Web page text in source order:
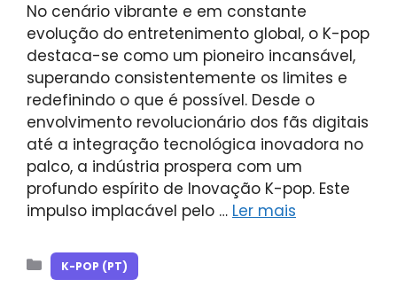
No cenário vibrante e em constante
evolução do entretenimento global, o K-pop
destaca-se como um pioneiro incansável,
superando consistentemente os limites e
redefinindo o que é possível. Desde o
envolvimento revolucionário dos fãs digitais
até a integração tecnológica inovadora no
palco, a indústria prospera com um
profundo espírito de Inovação K-pop. Este
impulso implacável pelo … Ler mais
Categorias
K-POP (PT)